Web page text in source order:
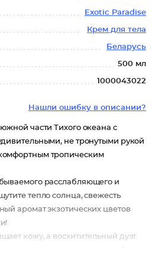
Exotic Paradise
Крем для тела
Беларусь
500 мл
1000043022
Нашли ошибку в описании?
части Тихого океана с
не тронутыми рукой
тропическим
расслабляющего и
тепло солнца, свежесть
аромат экзотических цветов
кожу, а восхитительный дуэт